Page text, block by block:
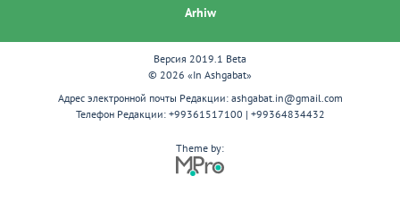
Arhiw
Версия 2019.1 Beta
© 2026 «In Ashgabat»
Адрес электронной почты Редакции: ashgabat.in@gmail.com
Телефон Редакции: +99361517100 | +99364834432
Theme by: